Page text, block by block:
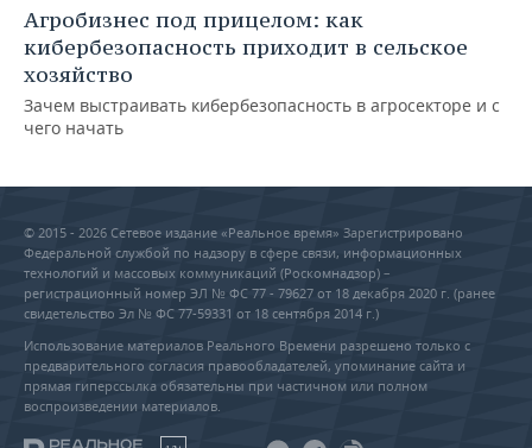
Агробизнес под прицелом: как
кибербезопасность приходит в сельское
хозяйство
Зачем выстраивать кибербезопасность в агросекторе и с
чего начать
© 2015 - 2026 Сетевое издание «Реальное время» Зарегистрировано
Федеральной службой по надзору в сфере связи, информационных
технологий и массовых коммуникаций (Роскомнадзор) –
регистрационный номер ЭЛ № ФС 77 - 79627 от 18 декабря 2020 г. (ранее
свидетельство Эл № ФС 77-59331 от 18 сентября 2014 г.)
Использование материалов Реального Времени разрешено только с
предварительного согласия правообладателей, упоминание сайта и
прямая гиперссылка обязательны при частичном или полном
воспроизведении материалов.